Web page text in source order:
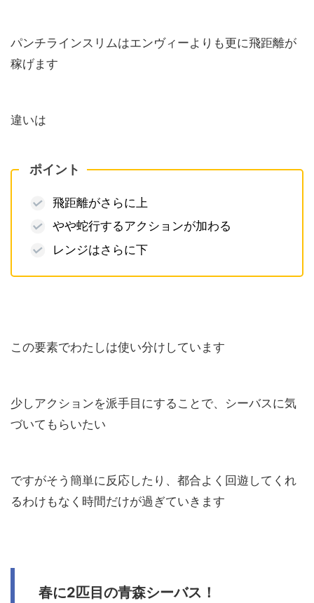
パンチラインスリムはエンヴィーよりも更に飛距離が
稼げます
違いは
ポイント
飛距離がさらに上
やや蛇行するアクションが加わる
レンジはさらに下
この要素でわたしは使い分けしています
少しアクションを派手目にすることで、シーバスに気
づいてもらいたい
ですがそう簡単に反応したり、都合よく回遊してくれ
るわけもなく時間だけが過ぎていきます
春に2匹目の青森シーバス！